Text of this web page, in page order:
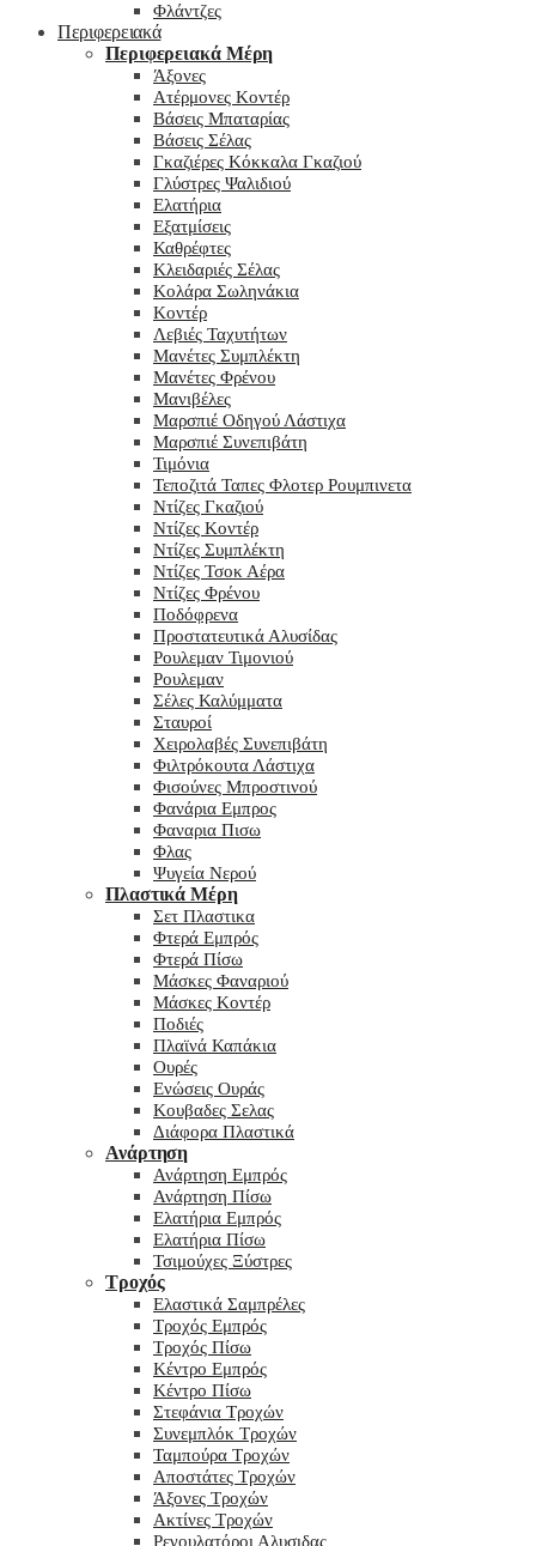
Φλάντζες
Περιφερειακά
Περιφερειακά Μέρη
Άξονες
Ατέρμονες Κοντέρ
Βάσεις Μπαταρίας
Βάσεις Σέλας
Γκαζιέρες Κόκκαλα Γκαζιού
Γλύστρες Ψαλιδιού
Ελατήρια
Εξατμίσεις
Καθρέφτες
Κλειδαριές Σέλας
Κολάρα Σωληνάκια
Κοντέρ
Λεβιές Ταχυτήτων
Μανέτες Συμπλέκτη
Μανέτες Φρένου
Μανιβέλες
Μαρσπιέ Οδηγού Λάστιχα
Μαρσπιέ Συνεπιβάτη
Τιμόνια
Τεποζιτά Ταπες Φλοτερ Ρουμπινετα
Ντίζες Γκαζιού
Ντίζες Κοντέρ
Ντίζες Συμπλέκτη
Ντίζες Τσοκ Αέρα
Ντίζες Φρένου
Ποδόφρενα
Προστατευτικά Αλυσίδας
Ρουλεμαν Τιμονιού
Ρουλεμαν
Σέλες Καλύμματα
Σταυροί
Χειρολαβές Συνεπιβάτη
Φιλτρόκουτα Λάστιχα
Φισούνες Μπροστινού
Φανάρια Εμπρος
Φαναρια Πισω
Φλας
Ψυγεία Νερού
Πλαστικά Μέρη
Σετ Πλαστικα
Φτερά Εμπρός
Φτερά Πίσω
Μάσκες Φαναριού
Μάσκες Κοντέρ
Ποδιές
Πλαϊνά Καπάκια
Ουρές
Ενώσεις Ουράς
Κουβαδες Σελας
Διάφορα Πλαστικά
Ανάρτηση
Ανάρτηση Εμπρός
Ανάρτηση Πίσω
Ελατήρια Εμπρός
Ελατήρια Πίσω
Τσιμούχες Ξύστρες
Τροχός
Ελαστικά Σαμπρέλες
Τροχός Εμπρός
Τροχός Πίσω
Κέντρο Εμπρός
Κέντρο Πίσω
Στεφάνια Τροχών
Συνεμπλόκ Τροχών
Ταμπούρα Τροχών
Αποστάτες Τροχών
Άξονες Τροχών
Ακτίνες Τροχών
Ρεγουλατόροι Αλυσιδας